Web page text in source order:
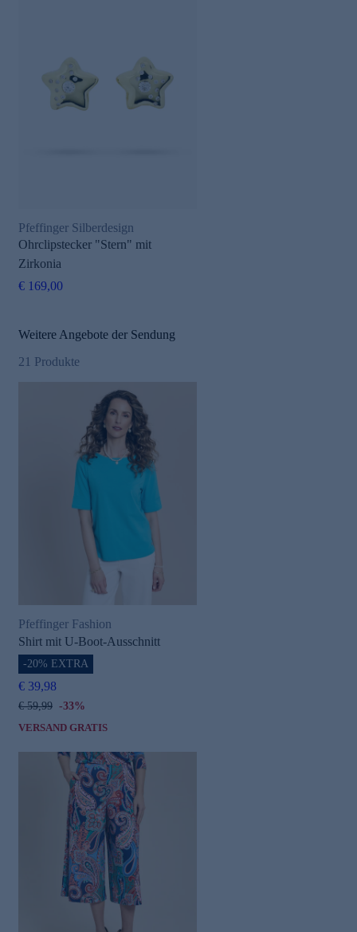
Pfeffinger Silberdesign
Ohrclipstecker "Stern" mit
Zirkonia
€ 169,00
Weitere Angebote der Sendung
21 Produkte
Pfeffinger Fashion
Shirt mit U-Boot-Ausschnitt
-20% EXTRA
€ 39,98
€ 59,99 -33%
VERSAND GRATIS